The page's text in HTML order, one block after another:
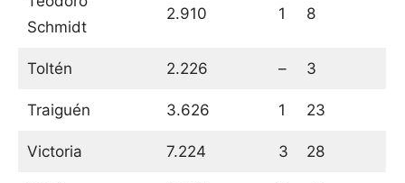
Schmidt
2.910 1 8
Toltén 2.226 – 3
Traiguén 3.626 1 23
Victoria 7.224 3 28